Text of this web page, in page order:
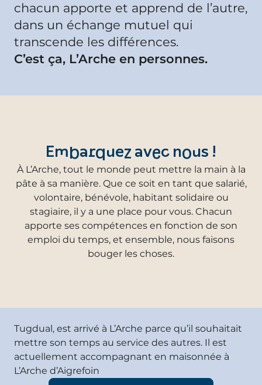
chacun apporte et apprend de l’autre,
dans un échange mutuel qui
transcende les différences.
C’est ça, L’Arche en personnes.
Embarquez avec nous !
À L’Arche, tout le monde peut mettre la main à la
pâte à sa manière. Que ce soit en tant que salarié,
volontaire, bénévole, habitant solidaire ou
stagiaire, il y a une place pour vous. Chacun
apporte ses compétences en fonction de son
emploi du temps, et ensemble, nous faisons
bouger les choses.
UN MÉTIER QUI A
Tugdual, est arrivé à L’Arche parce qu’il souhaitait
mettre son temps au service des autres. Il est
actuellement accompagnant en maisonnée à
L’Arche d’Aigrefoin